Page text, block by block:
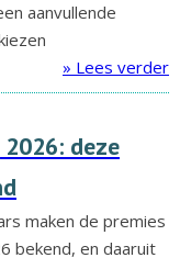
aanvullende
» Lees verder
deze
maken de premies
bekend, en daaruit